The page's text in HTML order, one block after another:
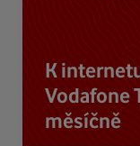
K
Vodafone
měsíčně